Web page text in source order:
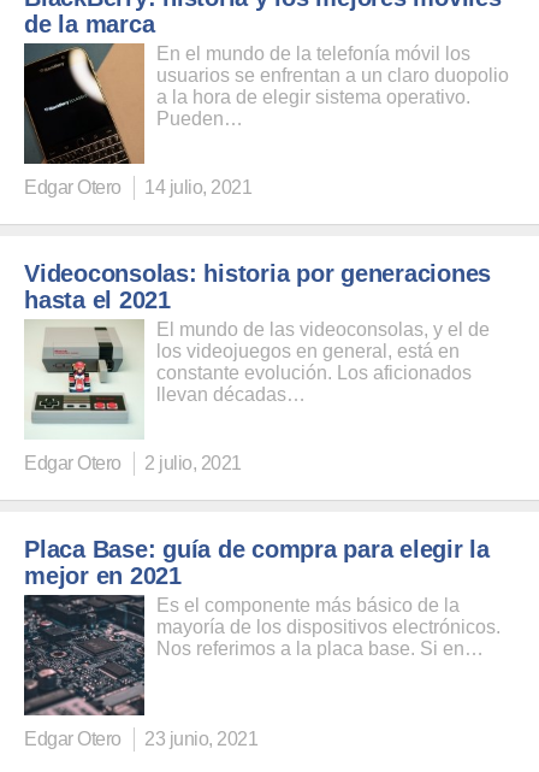
de la marca
En el mundo de la telefonía móvil los
usuarios se enfrentan a un claro duopolio
a la hora de elegir sistema operativo.
Pueden…
Edgar Otero 14 julio, 2021
Videoconsolas: historia por generaciones
hasta el 2021
El mundo de las videoconsolas, y el de
los videojuegos en general, está en
constante evolución. Los aficionados
llevan décadas…
Edgar Otero 2 julio, 2021
Placa Base: guía de compra para elegir la
mejor en 2021
Es el componente más básico de la
mayoría de los dispositivos electrónicos.
Nos referimos a la placa base. Si en…
Edgar Otero 23 junio, 2021